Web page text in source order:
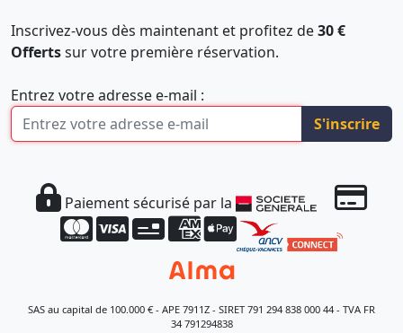
Inscrivez-vous dès maintenant et profitez de30 €
Offertssur votre première réservation.
Entrez votre adresse e-mail :
S'inscrire
Paiement sécurisé par la
SAS au capital de 100.000 € - APE 7911Z - SIRET 791 294 838 000 44 - TVA FR
34 791294838